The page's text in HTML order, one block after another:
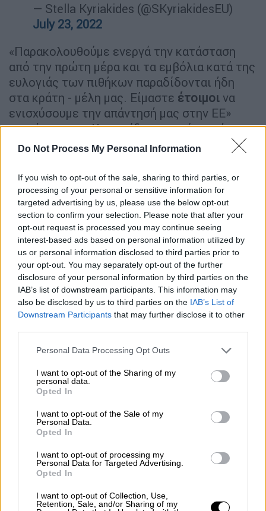
Do Not Process My Personal Information
If you wish to opt-out of the sale, sharing to third parties, or
processing of your personal or sensitive information for
targeted advertising by us, please use the below opt-out
section to confirm your selection. Please note that after your
opt-out request is processed you may continue seeing
interest-based ads based on personal information utilized by
us or personal information disclosed to third parties prior to
your opt-out. You may separately opt-out of the further
disclosure of your personal information by third parties on the
IAB’s list of downstream participants. This information may
also be disclosed by us to third parties on the IAB’s List of
Downstream Participants that may further disclose it to other
Please note that this website/app uses one or more Google
not limited to your visit or usage behaviour. You may click to
grant or deny consent to Google and its third-party tags to
use your data for below specified purposes in below Google
consent section.
Personal Data Processing Opt Outs
I want to opt-out of the Sharing of my
personal data.
Opted In
I want to opt-out of the Sale of my
Personal Data.
Opted In
I want to opt-out of processing my
Personal Data for Targeted Advertising.
Opted In
I want to opt-out of Collection, Use,
Retention, Sale, and/or Sharing of my
— Stella Kyriakides (@SKyriakidesEU)
July 23, 2022
«Παρακολουθούμε ενεργά την κατάσταση
από την πρώτη μέρα και τα εμβόλια κατά της
ευλογιάς των πιθήκων παραδίδονται ήδη
στα κράτη - μέλη μας. Είμαστε έτοιμοι να
ενισχύσουμε την απάντησή μας στην ΕΕ»
επισήμανε η κ. Κυριακίδου με ανάρτησή της
στο twitter.
ευλογιάς των πιθήκων
Yπενθυμίζεται ότι την Παρασκευή
οΕυρωπαϊκός Οργανισμός Φαρμάκων(EMA)
δήλωσε ότι ενέκρινε τη χρήση ενός
εμβολίου κατά τηςευλογιάς στον άνθρωπο
για να επεκτείνει τη χρήση του κατά της
εξάπλωσης της ευλογιάς των πιθήκων, η
οποία θα μπορούσε να σημάνει το επίπεδο
μέγιστου συναγερμού του ΠΟΥ.
Το πράσινο φως του ΕΜΑ δίνεται καθώς ο
κόσμος περιμένει τα αποτελέσματα των
ειδικών μετά μια συνεδρίαση χθες, Πέμπτη,
της επιτροπής εκτάκτων καταστάσεων του
δήλωσε ότι ανησυχεί από την αύξηση του
αριθμού των κρουσμάτων της ευλογιάς των
πιθήκων ανά τον κόσμο.
Το εμβόλιο Imvanex, της δανέζικης εταιρίας
Bavarian Nordic, έχει εγκριθεί στην ΕΕ από